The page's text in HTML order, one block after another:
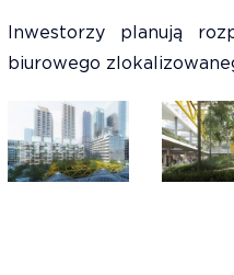
Inwestorzy planują
biurowego